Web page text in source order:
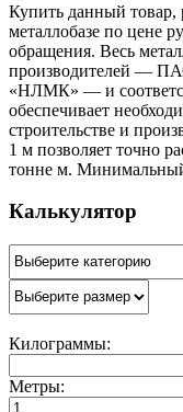
Купить данный
металлобазе по цене
обращения. Весь
производителей —
«НЛМК» — и
обеспечивает
строительстве и
1 м позволяет точно
тонне м.
Калькулятор
Килограммы:
Метры: